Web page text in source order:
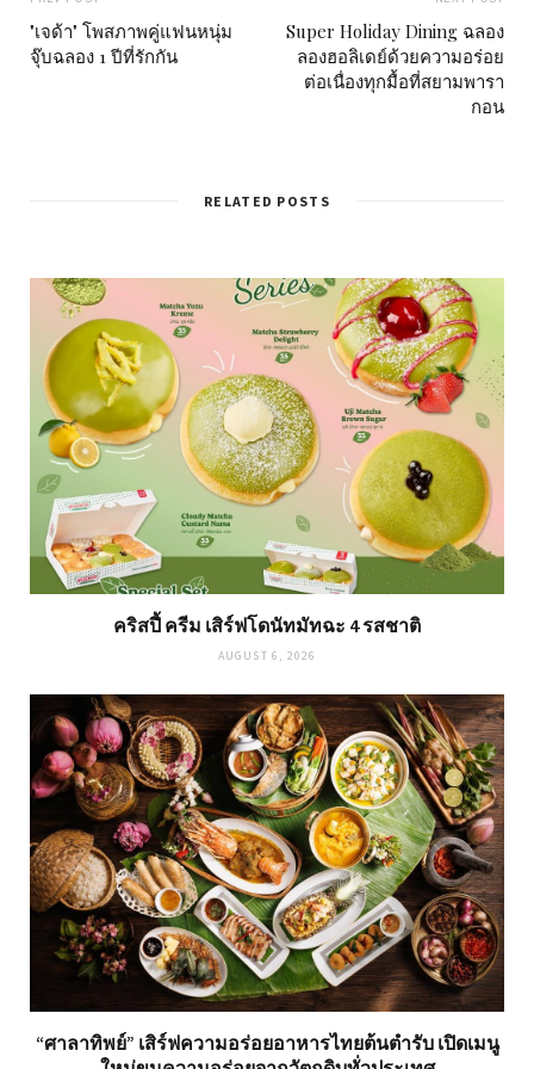
"เจด้า" โพสภาพคู่แฟนหนุ่ม
จุ๊บฉลอง 1 ปีที่รักกัน
Super Holiday Dining ฉลอง
ลองฮอลิเดย์ด้วยความอร่อย
ต่อเนื่องทุกมื้อที่สยามพารา
กอน
RELATED POSTS
คริสปี้ ครีม เสิร์ฟโดนัทมัทฉะ 4 รสชาติ
AUGUST 6, 2026
“ศาลาทิพย์” เสิร์ฟความอร่อยอาหารไทยต้นตำรับ เปิดเมนู